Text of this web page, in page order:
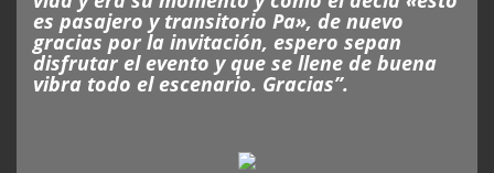
es pasajero y transitorio Pa», de nuevo
gracias por la invitación, espero sepan
disfrutar el evento y que se llene de buena
vibra todo el escenario. Gracias”.